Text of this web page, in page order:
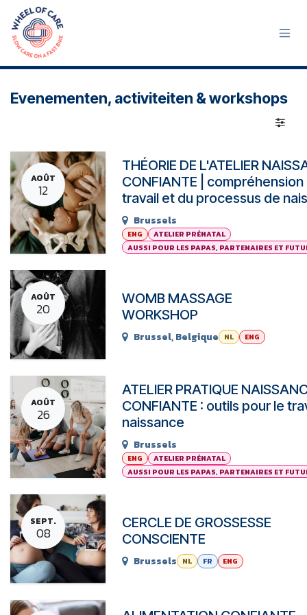
Se rendre au contenu
Evenementen, activiteiten & workshops
AOÛT
12
THÉORIE DE L'ATELIER
CONFIANTE | compréhension
travail et du processus de
Brussels
ENG
ATELIER PRÉNATAL
AUSSI POUR LES PAPAS, PARTENAIRES ET
AOÛT
20
WOMB MASSAGE
WORKSHOP
Brussel,Belgique NL ENG
AOÛT
26
ATELIER PRATIQUE
CONFIANTE : outils pour le
naissance
Brussels
ENG
ATELIER PRÉNATAL
AUSSI POUR LES PAPAS, PARTENAIRES ET
SEPT.
08
CERCLE DE GROSSESSE
CONSCIENTE
Brussels NL FR ENG